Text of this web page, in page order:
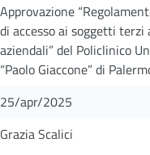
Approvazione
di accesso ai soggetti terzi
aziendali” del Policlinico
“Paolo Giaccone” di
25/apr/2025
Grazia Scalici